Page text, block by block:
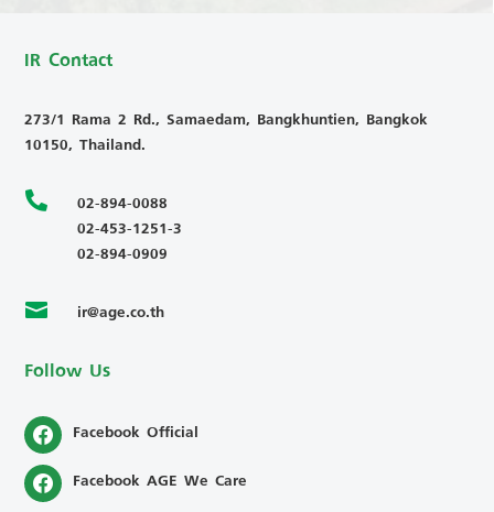
IR Contact
273/1 Rama 2 Rd., Samaedam, Bangkhuntien, Bangkok
10150, Thailand.

02-894-0088
02-453-1251-3
02-894-0909
 ir@age.co.th
Follow Us
Facebook Official
Facebook AGE We Care